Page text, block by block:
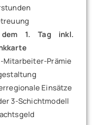
dem 1. Tag inkl.
Prämie
Einsätze
3-Schichtmodell